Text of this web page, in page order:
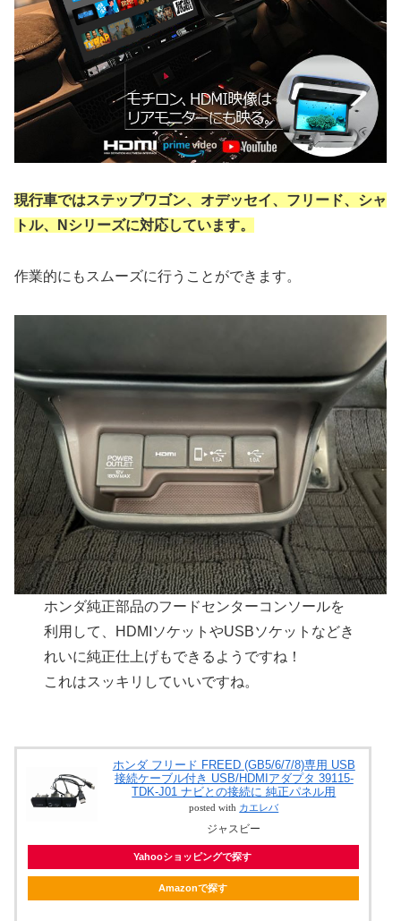
現行車ではステップワゴン、オデッセイ、フリード、シャ
トル、Nシリーズに対応しています。
作業的にもスムーズに行うことができます。
ホンダ純正部品のフードセンターコンソールを
利用して、HDMIソケットやUSBソケットなどき
れいに純正仕上げもできるようですね！
これはスッキリしていいですね。
ホンダ フリード FREED (GB5/6/7/8)専用 USB
接続ケーブル付き USB/HDMIアダプタ 39115-
TDK-J01 ナビとの接続に 純正パネル用
posted with カエレバ
ジャスビー
Yahooショッピングで探す
Amazonで探す